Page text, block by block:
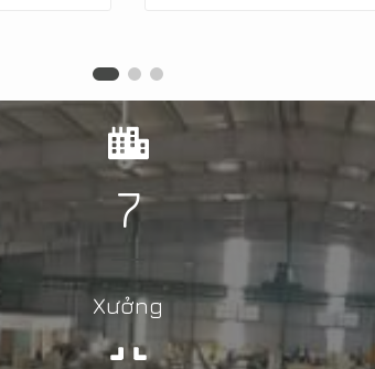
7
Xưởng